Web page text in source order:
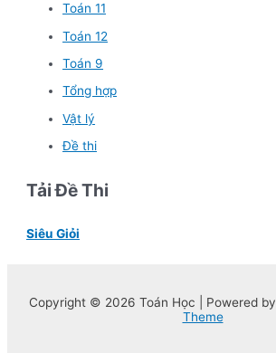
Toán 11
Toán 12
Toán 9
Tổng hợp
Vật lý
Đề thi
Tải Đề Thi
Siêu Giỏi
Copyright © 2026 Toán Học | Powered by
Theme